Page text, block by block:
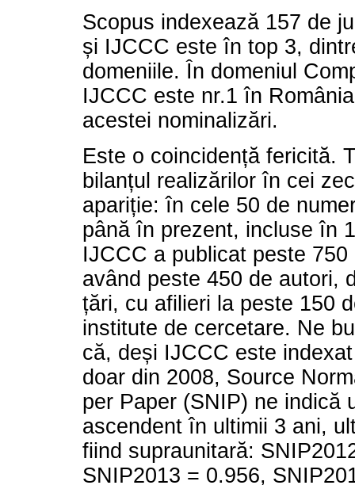
Scopus indexează 157 de
și IJCCC este în top 3,
domeniile. În domeniul
IJCCC este nr.1 în
acestei nominalizări.
Este o coincidență fericită.
bilanțul realizărilor în cei
apariție: în cele 50 de
până în prezent, incluse în
IJCCC a publicat peste 750
având peste 450 de autori,
țări, cu afilieri la peste 150
institute de cercetare. Ne
că, deși IJCCC este
doar din 2008, Source
per Paper (SNIP) ne indică
ascendent în ultimii 3 ani,
fiind supraunitară:
SNIP2013 = 0.956,